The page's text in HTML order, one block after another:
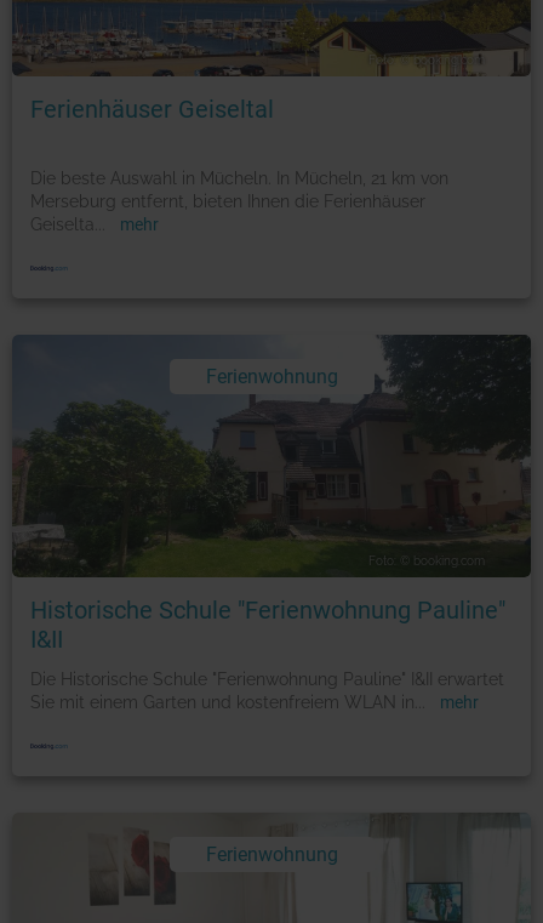
Foto: © booking.com
Ferienhäuser Geiseltal
Die beste Auswahl in Mücheln. In Mücheln, 21 km von
Merseburg entfernt, bieten Ihnen die Ferienhäuser
Geiselta
mehr
Ferienwohnung
Foto: © booking.com
Historische Schule "Ferienwohnung Pauline"
I&II
Die Historische Schule "Ferienwohnung Pauline" I&II erwartet
Sie mit einem Garten und kostenfreiem WLAN in
mehr
Ferienwohnung